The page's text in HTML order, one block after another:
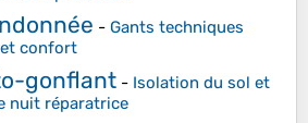
- Gants techniques
confort
gonflant - Isolation du sol et
nuit réparatrice